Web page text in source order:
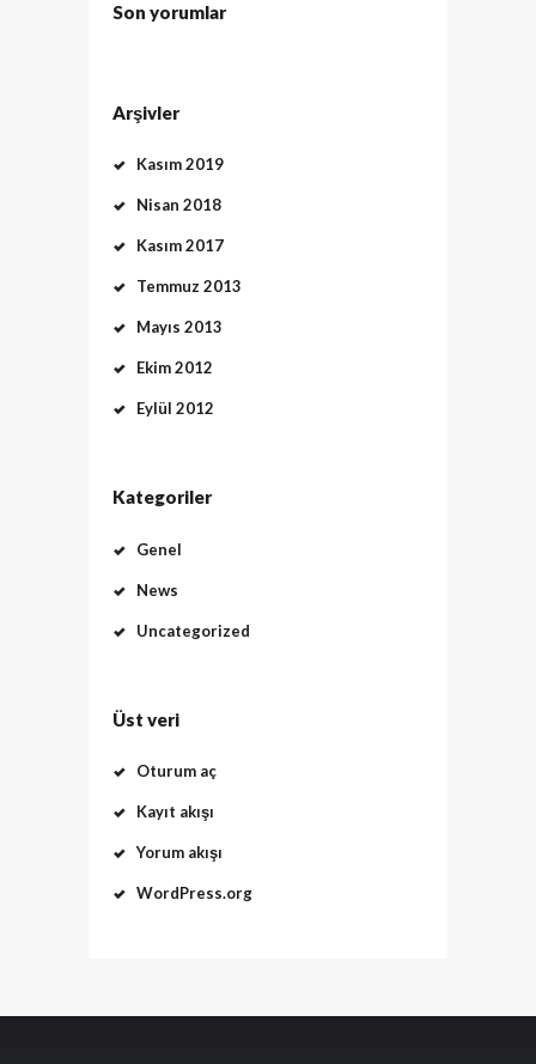
Son yorumlar
Arşivler
Kasım 2019
Nisan 2018
Kasım 2017
Temmuz 2013
Mayıs 2013
Ekim 2012
Eylül 2012
Kategoriler
Genel
News
Uncategorized
Üst veri
Oturum aç
Kayıt akışı
Yorum akışı
WordPress.org